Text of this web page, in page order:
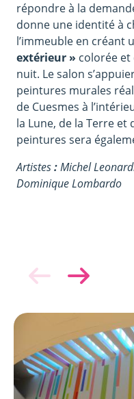
répondre à la
donne une identité à
l’immeuble en créant
extérieur » colorée et
nuit. Le salon
peintures murales
de Cuesmes à
la Lune, de la Terre et
peintures sera
Artistes:Michel
Dominique Lombardo
Image